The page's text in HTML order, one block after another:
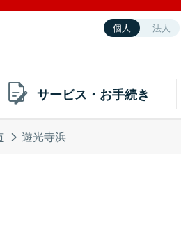
個人 法人
サービス・お手続き
遊光寺浜